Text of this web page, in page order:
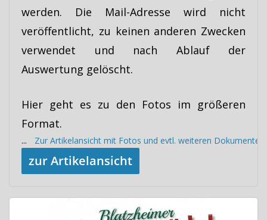
werden. Die Mail-Adresse wird nicht
veröffentlicht, zu keinen anderen Zwecken
verwendet und nach Ablauf der
Auswertung gelöscht.
Hier geht es zu den Fotos im größeren
Format.
...Zur Artikelansicht mit Fotos und evtl. weiteren Dokumenten
zur Artikelansicht